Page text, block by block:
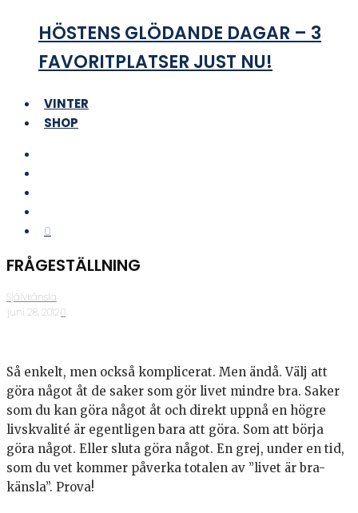
HÖSTENS GLÖDANDE DAGAR – 3
FAVORITPLATSER JUST NU!
VINTER
SHOP
0
FRÅGESTÄLLNING
Självkänsla
·juni 28, 2012·0
Så enkelt, men också komplicerat. Men ändå. Välj att
göra något åt de saker som gör livet mindre bra. Saker
som du kan göra något åt och direkt uppnå en högre
livskvalité är egentligen bara att göra. Som att börja
göra något. Eller sluta göra något. En grej, under en tid,
som du vet kommer påverka totalen av ”livet är bra-
känsla”. Prova!